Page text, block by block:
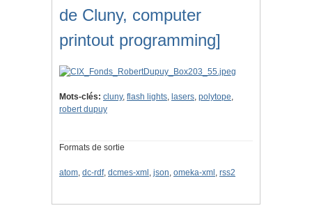
de Cluny, computer
printout programming]
Mots-clés: cluny, flash lights, lasers, polytope,
robert dupuy
Formats de sortie
atom, dc-rdf, dcmes-xml , json, omeka-xml , rss2